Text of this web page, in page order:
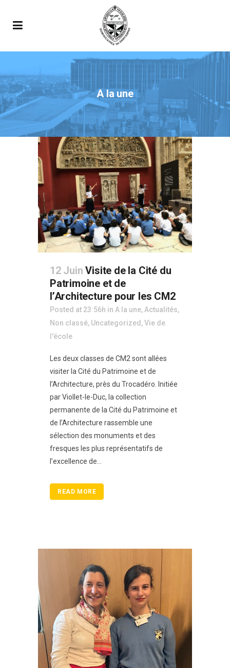
A la une
12 Juin Visite de la Cité du
Patrimoine et de
l’Architecture pour les CM2
Posted at 23:56h in A la une, Actualités,
Non classé, Uncategorized ,Vie de
l'école
Les deux classes de CM2 sont allées
visiter la Cité du Patrimoine et de
l’Architecture, près du Trocadéro. Initiée
par Viollet-le-Duc, la collection
permanente de la Cité du Patrimoine et
de l’Architecture rassemble une
sélection des monuments et des
fresques les plus représentatifs de
l’excellence de...
READ MORE